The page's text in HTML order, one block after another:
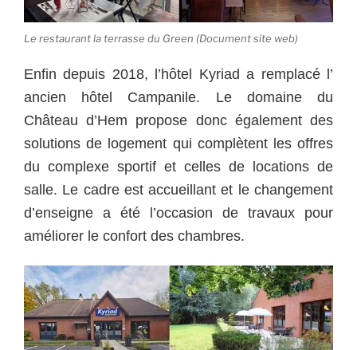
Le restaurant la terrasse du Green (Document site web)
Enfin depuis 2018, l’hôtel Kyriad a remplacé l’
ancien hôtel Campanile. Le domaine du
Château d’Hem propose donc également des
solutions de logement qui complètent les offres
du complexe sportif et celles de locations de
salle. Le cadre est accueillant et le changement
d’enseigne a été l’occasion de travaux pour
améliorer le confort des chambres.